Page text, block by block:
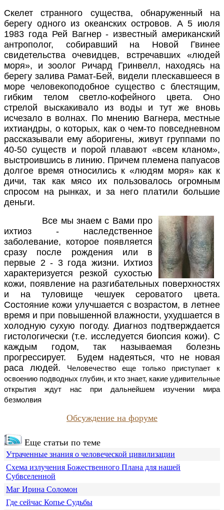
Скелет странного существа, обнаруженный на
берегу одного из океанских островов. А 5 июля
1983 года Рей Вагнер - известный американский
антрополог, собиравший на Новой Гвинее
свидетельства очевидцев, встречавших «людей
моря», и зоолог Ричард Гринвелл, находясь на
берегу залива Рамат-Бей, видели плескавшееся в
море человекоподобное существо с блестящим,
гибким телом светло-кофейного цвета. Оно
стрелой выскакивало из воды и тут же вновь
исчезало в волнах. По мнению Вагнера, местные
ихтиандры, о которых, как о чем-то повседневном
рассказывали ему аборигены, живут группами по
40-50 существ и порой плавают «всем кланом»,
выстроившись в линию. Причем племена папуасов
долгое время относились к «людям моря» как к
дичи, так как мясо их пользовалось огромным
спросом на рынках, и за него платили большие
деньги.
Все мы знаем с Вами про
ихтиоз - наследственное
заболевание, которое появляется
сразу после рождения или в
первые 2 - 3 года жизни. Ихтиоз
характеризуется резкой сухостью
кожи, появление на разгибательных поверхностях
и на туловище чешуек сероватого цвета.
Состояние кожи улучшается с возрастом, в летнее
время и при повышенной влажности, ухудшается в
холодную сухую погоду. Диагноз подтверждается
гистологически (т.е. исследуется биопсия кожи). С
каждым годом, так называемая болезнь
прогрессирует. Будем надеяться, что не новая
раса людей.
Человечество еще только приступает к
освоению подводных глубин, и кто знает, какие удивительные
открытия ждут нас при дальнейшем изучении мира
безмолвия
Обсуждение на форуме
Еще статьи по теме
Утраченные знания о человеческой цивилизации
Схема излучения Божественного Плана для нашей
Субвселенной
Маг Ирина Соломон
Где сейчас Копье Судьбы